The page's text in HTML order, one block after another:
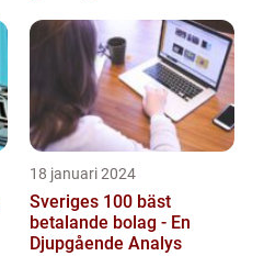
18 januari 2024
Sveriges 100 bäst
betalande bolag - En
Djupgående Analys